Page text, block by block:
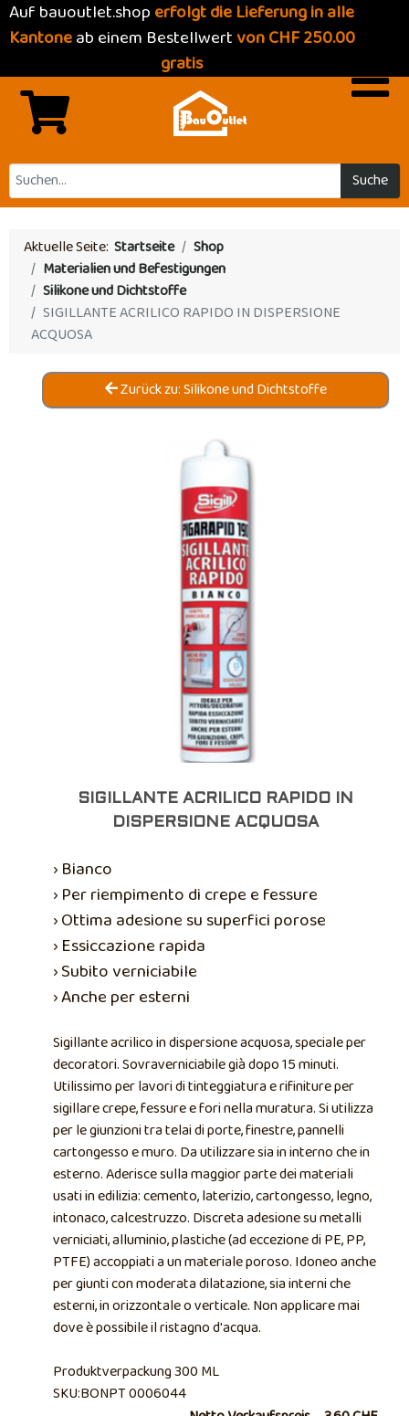
Auf bauoutlet.shoperfolgt die Lieferung in alle
Kantoneab einem Bestellwertvon CHF 250.00
gratis
Suche
Aktuelle Seite: Startseite
Shop
Materialien und Befestigungen
Silikone und Dichtstoffe
SIGILLANTE ACRILICO RAPIDO IN DISPERSIONE
ACQUOSA
Zurück zu: Silikone und Dichtstoffe
SIGILLANTE ACRILICO RAPIDO IN
DISPERSIONE ACQUOSA
› Bianco
› Per riempimento di crepe e fessure
› Ottima adesione su superfici porose
› Essiccazione rapida
› Subito verniciabile
› Anche per esterni
Sigillante acrilico in dispersione acquosa, speciale per
decoratori. Sovraverniciabile già dopo 15 minuti.
Utilissimo per lavori di tinteggiatura e rifiniture per
sigillare crepe, fessure e fori nella muratura. Si utilizza
per le giunzioni tra telai di porte, finestre, pannelli
cartongesso e muro. Da utilizzare sia in interno che in
esterno. Aderisce sulla maggior parte dei materiali
usati in edilizia: cemento, laterizio, cartongesso, legno,
intonaco, calcestruzzo. Discreta adesione su metalli
verniciati, alluminio, plastiche (ad eccezione di PE, PP,
PTFE) accoppiati a un materiale poroso. Idoneo anche
per giunti con moderata dilatazione, sia interni che
esterni, in orizzontale o verticale. Non applicare mai
dove è possibile il ristagno d'acqua.
Produktverpackung 300 ML
SKU:BONPT 0006044